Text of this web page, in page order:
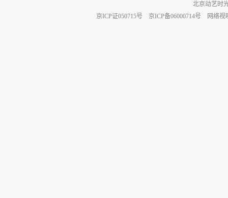
北京动艺时
京ICP证050715号
京ICP备06000714号 网络视